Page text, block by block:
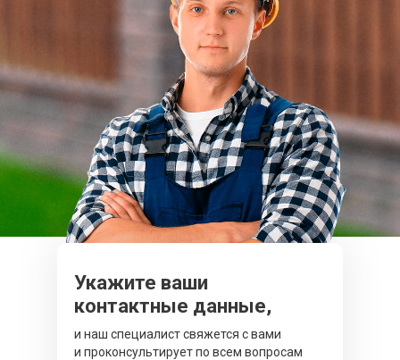
Укажите ваши
контактные данные,
и наш специалист свяжется с вами
и проконсультирует по всем вопросам